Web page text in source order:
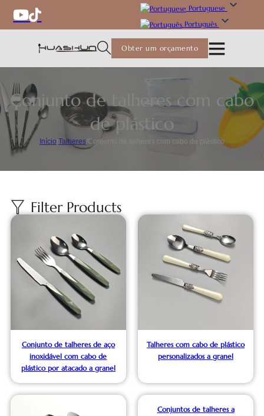
Portuguese
Português
Obter um orçamento
Conjunto de talheres com cabo
de plástico
Início Talheres/Conjunto de talheres com cabo de plástico
Conjunto de talheres de aço
inoxidável com cabo de
plástico por atacado a granel
Talheres com cabo de plástico
personalizados a granel
Conjuntos de talheres a